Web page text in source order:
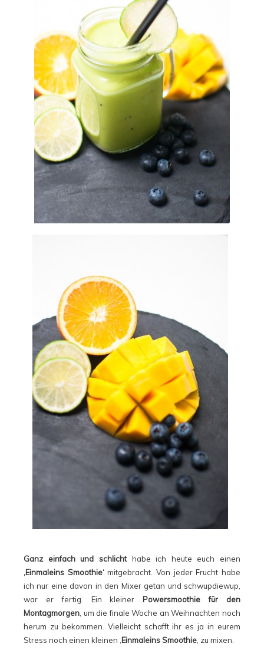
Ganz einfach und schlichthabe ich heute euch einen
‚Einmaleins Smoothie‘mitgebracht. Von jeder Frucht habe
ich nur eine davon in den Mixer getan und schwupdiewup,
war er fertig. Ein kleiner Powersmoothie für den
Montagmorgen , um die finale Woche an Weihnachten noch
herum zu bekommen. Vielleicht schafft ihr es ja in eurem
Stress noch einen kleinen ‚ Einmaleins Smoothie ‚ zu mixen.